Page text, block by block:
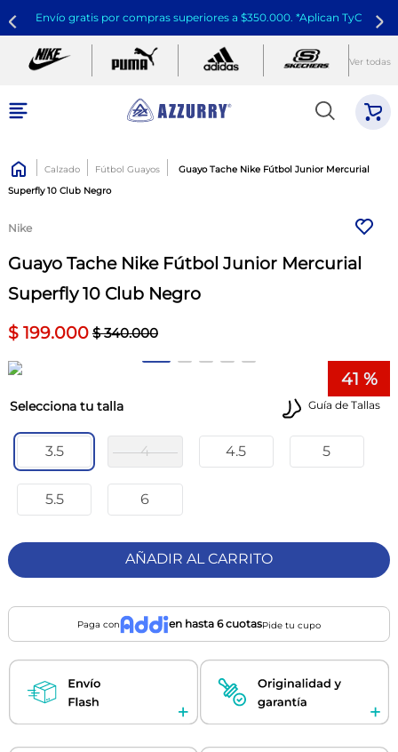
Envío gratis por compras superiores a $350.000. *Aplican TyC
Ver todas
Calzado Fútbol Guayos
Guayo Tache Nike Fútbol Junior Mercurial
Superfly 10 Club Negro
Nike
Guayo Tache Nike Fútbol Junior Mercurial
Superfly 10 Club Negro
$ 199.000 $ 340.000
41 %
Guía de Tallas
talla
3.5 4 4.5 5
5.5 6
AÑADIR AL CARRITO
Paga con en hasta 6 cuotasPide tu cupo